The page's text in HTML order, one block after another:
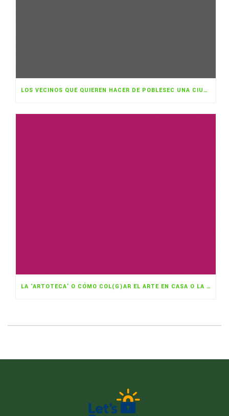
LOS VECINOS QUE QUIEREN HACER DE POBLESEC UNA CIUDAD COMESTIBLE
LA ‘ARTOTECA’ O CÓMO COL(G)AR EL ARTE EN CASA O LA OFICINA